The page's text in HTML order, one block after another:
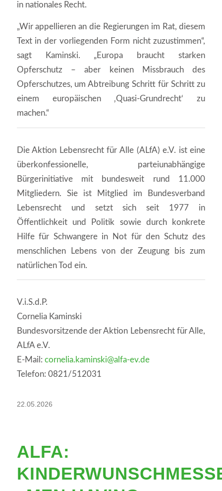
in nationales Recht.
„Wir appellieren an die Regierungen im Rat, diesem
Text in der vorliegenden Form nicht zuzustimmen“,
sagt Kaminski. „Europa braucht starken
Opferschutz – aber keinen Missbrauch des
Opferschutzes, um Abtreibung Schritt für Schritt zu
einem europäischen ‚Quasi-Grundrecht‘ zu
machen.“
Die Aktion Lebensrecht für Alle (ALfA) e.V. ist eine
überkonfessionelle, parteiunabhängige
Bürgerinitiative mit bundesweit rund 11.000
Mitgliedern. Sie ist Mitglied im Bundesverband
Lebensrecht und setzt sich seit 1977 in
Öffentlichkeit und Politik sowie durch konkrete
Hilfe für Schwangere in Not für den Schutz des
menschlichen Lebens von der Zeugung bis zum
natürlichen Tod ein.
V.i.S.d.P.
Cornelia Kaminski
Bundesvorsitzende der Aktion Lebensrecht für Alle,
ALfA e.V.
E-Mail: cornelia.kaminski@alfa-ev.de
Telefon: 0821/512031
22.05.2026
ALFA: